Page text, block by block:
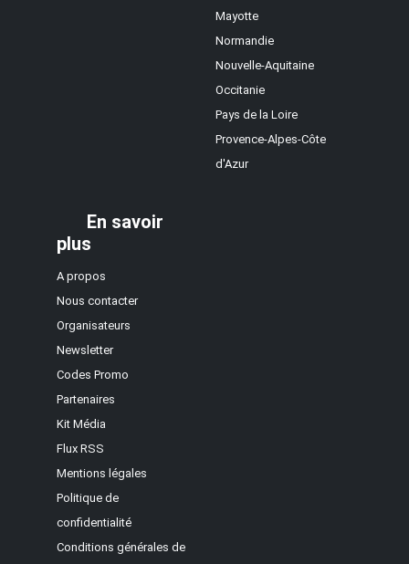
Mayotte
Normandie
Nouvelle-Aquitaine
Occitanie
Pays de la Loire
Provence-Alpes-Côte
d'Azur
En savoir
plus
A propos
Nous contacter
Organisateurs
Newsletter
Codes Promo
Partenaires
Kit Média
Flux RSS
Mentions légales
Politique de
confidentialité
Conditions générales de